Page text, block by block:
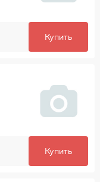
Купить
Купить